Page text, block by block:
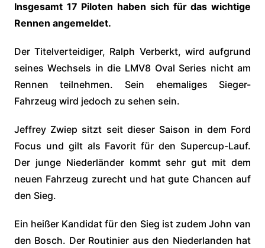
Insgesamt 17 Piloten haben sich für das wichtige
Rennen angemeldet.
Der Titelverteidiger, Ralph Verberkt, wird aufgrund
seines Wechsels in die LMV8 Oval Series nicht am
Rennen teilnehmen. Sein ehemaliges Sieger-
Fahrzeug wird jedoch zu sehen sein.
Jeffrey Zwiep sitzt seit dieser Saison in dem Ford
Focus und gilt als Favorit für den Supercup-Lauf.
Der junge Niederländer kommt sehr gut mit dem
neuen Fahrzeug zurecht und hat gute Chancen auf
den Sieg.
Ein heißer Kandidat für den Sieg ist zudem John van
den Bosch. Der Routinier aus den Niederlanden hat